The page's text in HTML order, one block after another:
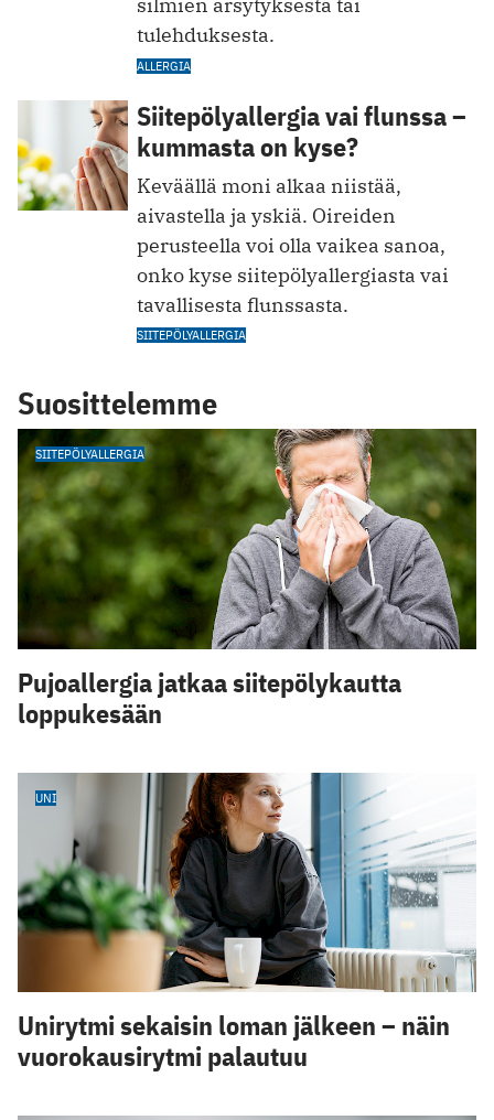
tulehduksesta.
ALLERGIA
Siitepölyallergia vai flunssa –
kummasta on kyse?
Keväällä moni alkaa niistää,
aivastella ja yskiä. Oireiden
perusteella voi olla vaikea sanoa,
onko kyse siitepölyallergiasta vai
tavallisesta flunssasta.
SIITEPÖLYALLERGIA
Suosittelemme
SIITEPÖLYALLERGIA
Pujoallergia jatkaa siitepölykautta
loppukesään
UNI
Unirytmi sekaisin loman jälkeen – näin
vuorokausirytmi palautuu